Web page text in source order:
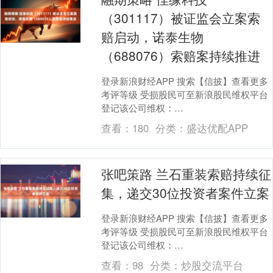
（301117）被证监会立案索
赔启动，诺泰生物
（688076）索赔案持续推进
登录新浪财经APP 搜索【信披】查看更多
考评等级 受损股民可至新浪股民维权平台
登记该公司维权：
http://wq.finance.sina.com.cn/ 关注....
查看： 180 分类： 盛达优配APP
张吧策路 兰石重装索赔持续征
集，递交30位投资者案件立案
登录新浪财经APP 搜索【信披】查看更多
考评等级 受损股民可至新浪股民维权平台
登记该公司维权：
http://wq.finance.sina.com.cn/ 关注....
查看：98 分类： 炒股交流平台